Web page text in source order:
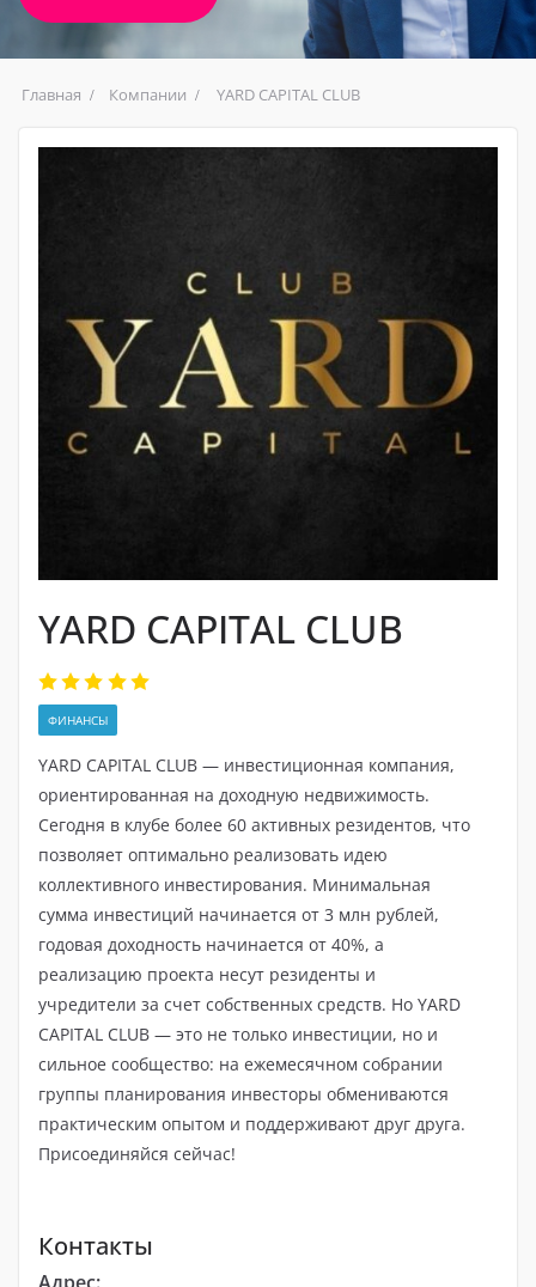
Главная Компании YARD CAPITAL CLUB
YARD CAPITAL CLUB
ФИНАНСЫ
YARD CAPITAL CLUB — инвестиционная компания,
ориентированная на доходную недвижимость.
Сегодня в клубе более 60 активных резидентов, что
позволяет оптимально реализовать идею
коллективного инвестирования. Минимальная
сумма инвестиций начинается от 3 млн рублей,
годовая доходность начинается от 40%, а
реализацию проекта несут резиденты и
учредители за счет собственных средств. Но YARD
CAPITAL CLUB — это не только инвестиции, но и
сильное сообщество: на ежемесячном собрании
группы планирования инвесторы обмениваются
практическим опытом и поддерживают друг друга.
Присоединяйся сейчас!
Контакты